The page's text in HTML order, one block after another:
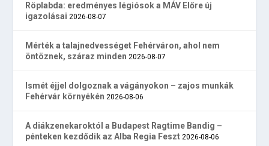
Röplabda: eredményes légiósok a MÁV Előre új
igazolásai 2026-08-07
Mérték a talajnedvességet Fehérváron, ahol nem
öntöznek, száraz minden 2026-08-07
Ismét éjjel dolgoznak a vágányokon – zajos munkák
Fehérvár környékén 2026-08-06
A diákzenekaroktól a Budapest Ragtime Bandig –
pénteken kezdődik az Alba Regia Feszt 2026-08-06